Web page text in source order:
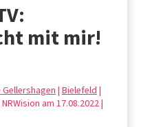
mit mir!
| Bielefeld |
am 17.08.2022 |